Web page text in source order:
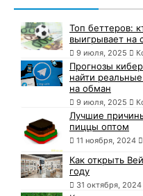
Топ беттеров:
выигрывает на
9 июля, 2025
Прогнозы
найти
на обман
9 июля, 2025
Лучшие
пиццы оптом
11 ноября, 2024
Как открыть
году
31 октября, 2024